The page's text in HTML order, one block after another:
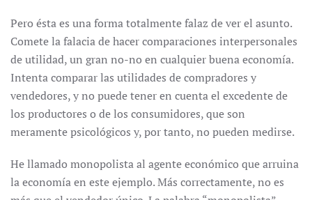
Pero ésta es una forma totalmente falaz de ver el asunto.
Comete la falacia de hacer comparaciones interpersonales
de utilidad, un gran no-no en cualquier buena economía.
Intenta comparar las utilidades de compradores y
vendedores, y no puede tener en cuenta el excedente de
los productores o de los consumidores, que son
meramente psicológicos y, por tanto, no pueden medirse.
He llamado monopolista al agente económico que arruina
la economía en este ejemplo. Más correctamente, no es